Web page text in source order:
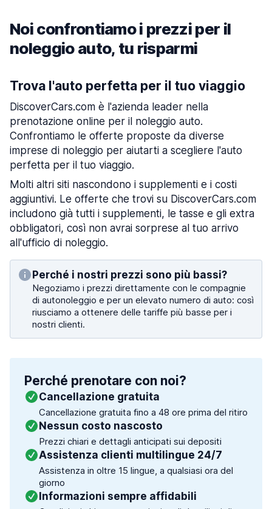
Noi confrontiamo i prezzi per il
noleggio auto, tu risparmi
Trova l'auto perfetta per il tuo viaggio
DiscoverCars.com è l'azienda leader nella
prenotazione online per il noleggio auto.
Confrontiamo le offerte proposte da diverse
imprese di noleggio per aiutarti a scegliere l'auto
perfetta per il tuo viaggio.
Molti altri siti nascondono i supplementi e i costi
aggiuntivi. Le offerte che trovi su DiscoverCars.com
includono già tutti i supplementi, le tasse e gli extra
obbligatori, così non avrai sorprese al tuo arrivo
all'ufficio di noleggio.
Perché i nostri prezzi sono più bassi?
Negoziamo i prezzi direttamente con le compagnie
di autonoleggio e per un elevato numero di auto: così
riusciamo a ottenere delle tariffe più basse per i
nostri clienti.
Perché prenotare con noi?
Cancellazione gratuita
Cancellazione gratuita fino a 48 ore prima del ritiro
Nessun costo nascosto
Prezzi chiari e dettagli anticipati sui depositi
Assistenza clienti multilingue 24/7
Assistenza in oltre 15 lingue, a qualsiasi ora del
giorno
Informazioni sempre affidabili